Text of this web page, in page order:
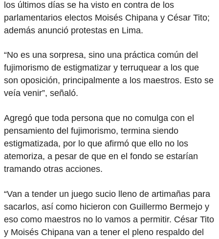
los últimos días se ha visto en contra de los
parlamentarios electos Moisés Chipana y César Tito;
además anunció protestas en Lima.
“No es una sorpresa, sino una práctica común del
fujimorismo de estigmatizar y terruquear a los que
son oposición, principalmente a los maestros. Esto se
veía venir”, señaló.
Agregó que toda persona que no comulga con el
pensamiento del fujimorismo, termina siendo
estigmatizada, por lo que afirmó que ello no los
atemoriza, a pesar de que en el fondo se estarían
tramando otras acciones.
“Van a tender un juego sucio lleno de artimañas para
sacarlos, así como hicieron con Guillermo Bermejo y
eso como maestros no lo vamos a permitir. César Tito
y Moisés Chipana van a tener el pleno respaldo del